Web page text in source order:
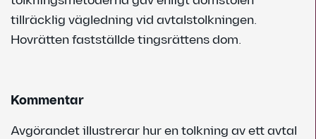
tillräcklig vägledning vid avtalstolkningen.
Hovrätten fastställde tingsrättens dom.
Kommentar
Avgörandet illustrerar hur en tolkning av ett avtal